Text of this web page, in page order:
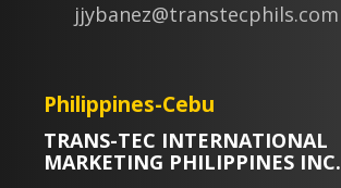
jjybanez@transtecphils.com
Philippines-Cebu
TRANS-TEC INTERNATIONAL
MARKETING PHILIPPINES INC.